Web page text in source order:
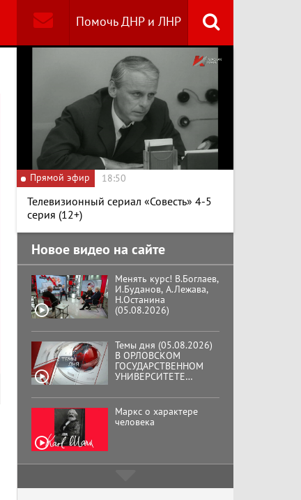
Помочь ДНР и ЛНР
Прямой эфир 18:50
Телевизионный сериал «Совесть» 4-5
серия (12+)
Новое видео на сайте
Специальный репортаж
«Безразмерное
Кольцо»
К ГРАЖДАНАМ
РОССИИ! Обращение
Г.А. Зюганова,
Председателя ЦК
фракции КПРФ в
Государственной Думе
террор"
Менять курс! В.Боглаев,
И.Буданов, А.Лежава,
Н.Останина
(05.08.2026)
Темы дня (05.08.2026)
В ОРЛОВСКОМ
ГОСУДАРСТВЕННОМ
УНИВЕРСИТЕТЕ
АУДИТОРИЯ ИМЕНИ
ЗНАМЕНИТОГО
ВЫПУСКНИКА,
ГЕННАДИЯ ЗЮГАНОВА.
Маркс о характере
человека
кооператор